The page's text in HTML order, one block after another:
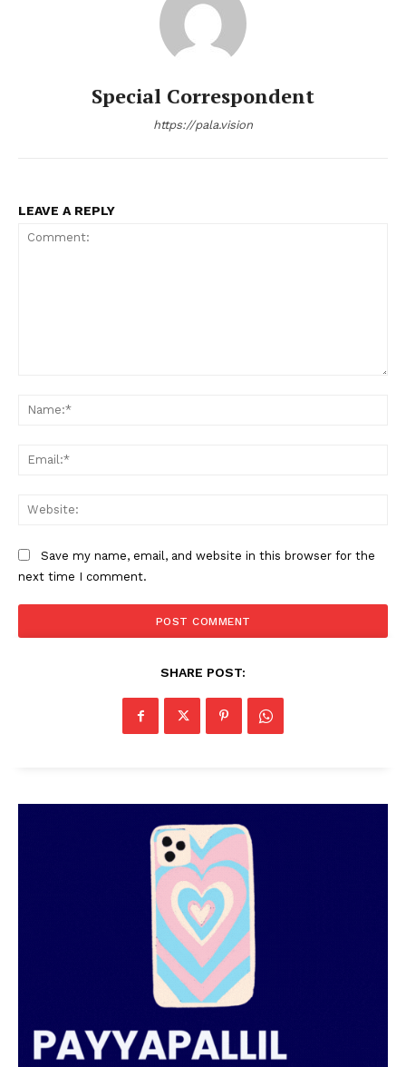
PALA VISION
Special Correspondent
https://pala.vision
LEAVE A REPLY
Save my name, email, and website in this browser for the
next time I comment.
SHARE POST: